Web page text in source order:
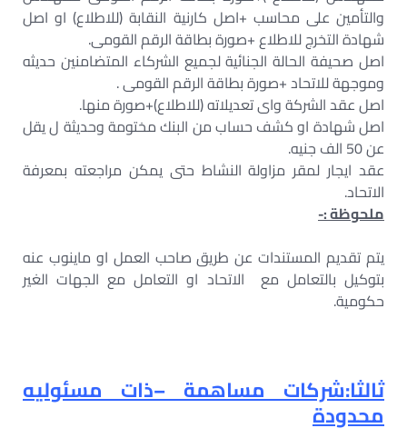
والتأمين على محاسب +اصل كارنية النقابة (للاطلاع) او اصل
شهادة التخرج للاطلاع +صورة بطاقة الرقم القومى.
اصل صحيفة الحالة الجنائية لجميع الشركاء المتضامنين حديثه
وموجهة للاتحاد +صورة بطاقة الرقم القومى .
اصل عقد الشركة واى تعديلاته (للاطلاع)+صورة منها.
اصل شهادة او كشف حساب من البنك مختومة وحديثة ل يقل
عن 50 الف جنيه.
عقد ايجار لمقر مزاولة النشاط حتى يمكن مراجعته بمعرفة
الاتحاد.
ملحوظة :-
يتم تقديم المستندات عن طريق صاحب العمل او ماينوب عنه
بتوكيل بالتعامل مع الاتحاد او التعامل مع الجهات الغير
حكومية.
ثالثا:شركات مساهمة –ذات مسئوليه
محدودة